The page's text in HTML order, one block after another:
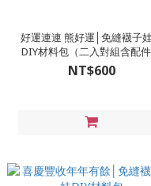
好運連連 熊好運│免縫襪子
DIY材料包（二入對組含配件
NT$600